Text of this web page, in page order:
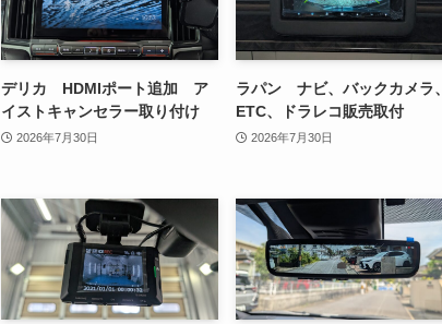
デリカ HDMIポート追加 ア
イストキャンセラー取り付け
2026年7月30日
ラパン ナビ、バックカメラ、
ETC、ドラレコ販売取付
2026年7月30日